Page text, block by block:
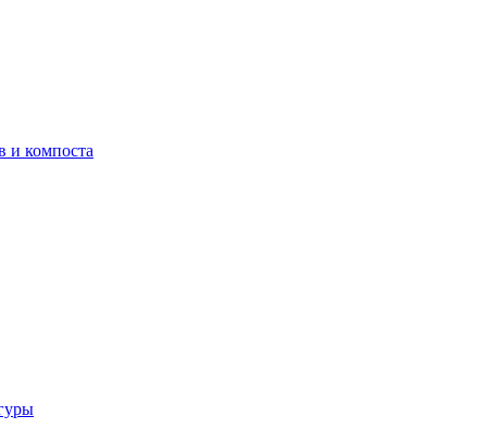
и компоста